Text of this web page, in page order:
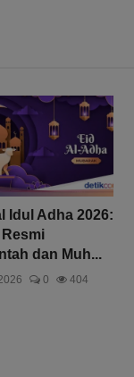
Idul Adha 2026:
dan Muh...
0 404